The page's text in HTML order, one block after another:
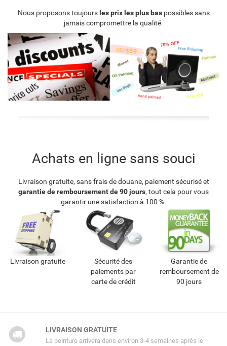
Nous proposons toujours les prix les plus baspossibles sans
jamais compromettre la qualité.
Achats en ligne sans souci
Livraison gratuite, sans frais de douane, paiement sécurisé et
garantie de remboursement de 90 jours, tout cela pour vous
garantir une satisfaction à 100 %.
Livraison gratuite
Sécurité des
paiements par
carte de crédit
Garantie de
remboursement de
90 jours
LIVRAISON GRATUITE
La peinture arrivera dans environ 3-4 semaines après le